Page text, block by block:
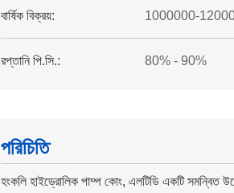
বার্ষিক বিক্রয়: 1000000-
রপ্তানি পি.সি.: 80% - 90%
পরিচিতি
হংকলি হাইড্রোলিক পাম্প কোং, এলটিডি একটি সমন্বিত